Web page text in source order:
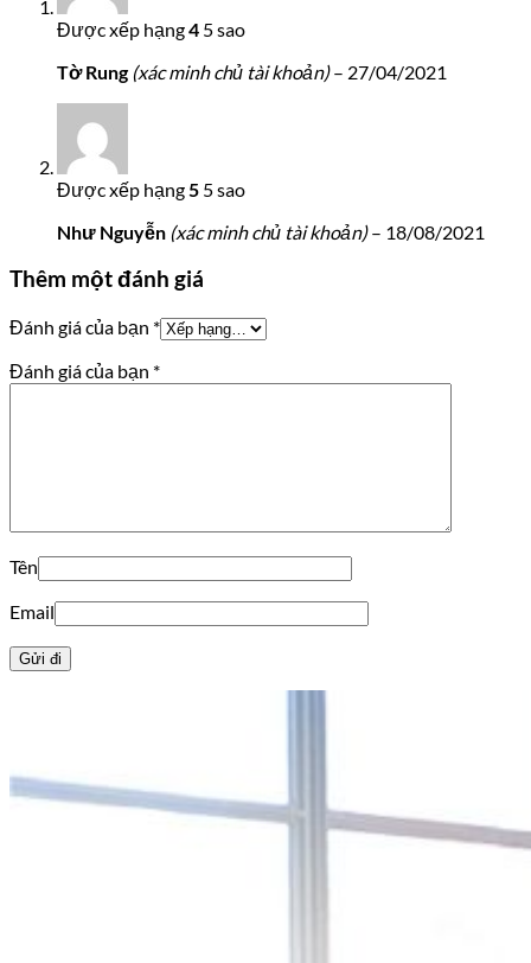
Được xếp hạng4 5 sao
Tờ Rung (xác minh chủ tài khoản) – 27/04/2021
Được xếp hạng 5 5 sao
Như Nguyễn (xác minh chủ tài khoản) – 18/08/2021
Thêm một đánh giá
Đánh giá của bạn *
Đánh giá của bạn *
Tên
Email